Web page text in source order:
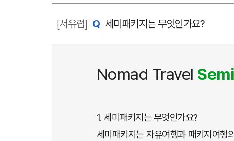
[서유럽] 세미패키지는 무엇인가요?
Nomad Travel
1. 세미패키지는 무엇인가요?
세미패키지는 자유여행과 패키지여행